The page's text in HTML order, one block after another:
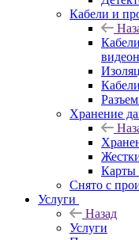
Кабели и
Кабели
Хранение
Карты
Снято с
Услуги
Назад
Услуги